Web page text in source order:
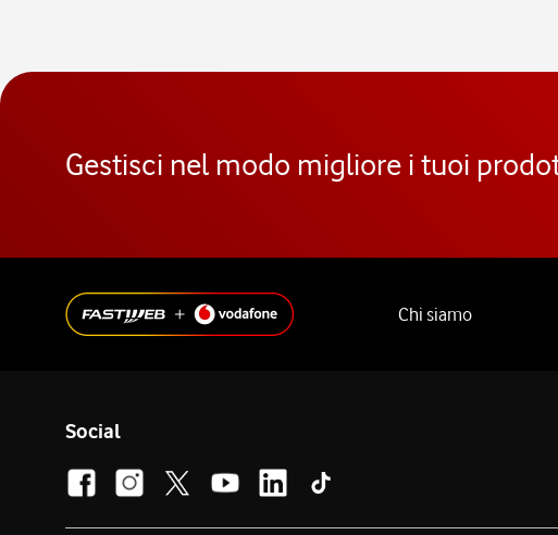
Gestisci nel modo migliore i tuoi
Chi siamo
Social